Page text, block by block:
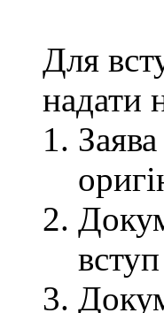
Для
надати